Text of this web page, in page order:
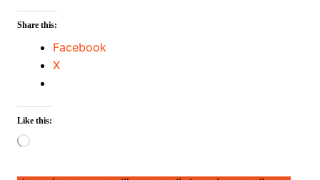
Share this:
Facebook
X
Like this:
Loading…